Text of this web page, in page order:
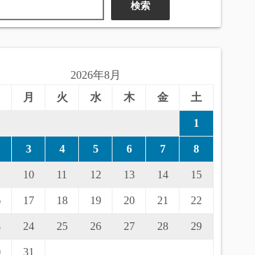
検索
2026年8月
月 火 水 木 金 土
1
3 4 5 6 7 8
10 11 12 13 14 15
17 18 19 20 21 22
24 25 26 27 28 29
31